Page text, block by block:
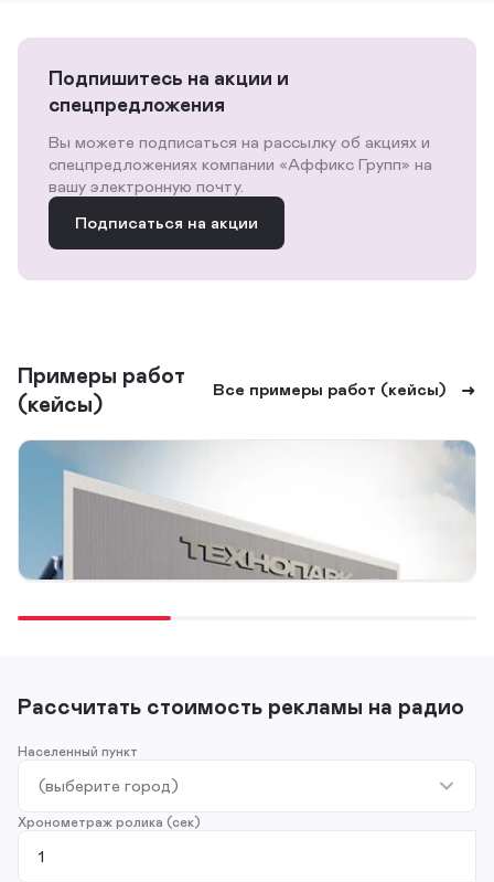
Подпишитесь на акции и
спецпредложения
Вы можете подписаться на рассылку об акциях и
спецпредложениях компании «Аффикс Групп» на
вашу электронную почту.
Подписаться на акции
Примеры работ
(кейсы)
Все примеры работ (кейсы)
НАРУЖНАЯ РЕКЛАМА
«Технопарк»: продать склад за 20 секунд
Рассчитать стоимость рекламы на радио
Населенный пункт
Хронометраж ролика (сек)